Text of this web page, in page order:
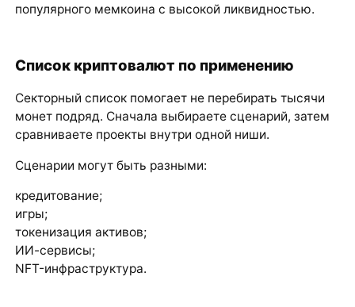
популярного мемкоина с высокой ликвидностью.
Список криптовалют по применению
Секторный список помогает не перебирать тысячи
монет подряд. Сначала выбираете сценарий, затем
сравниваете проекты внутри одной ниши.
Сценарии могут быть разными:
кредитование;
игры;
токенизация активов;
ИИ-сервисы;
NFT-инфраструктура.